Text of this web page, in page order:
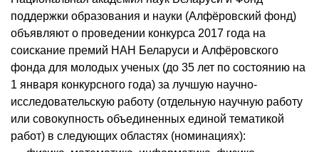
поддержки образования и науки (Алфёровский фонд)
объявляют о проведении конкурса 2017 года на
соискание премий НАН Беларуси и Алфёровского
фонда для молодых ученых (до 35 лет по состоянию на
1 января конкурсного года) за лучшую научно-
исследовательскую работу (отдельную научную работу
или совокупность объединенных единой тематикой
работ) в следующих областях (номинациях):